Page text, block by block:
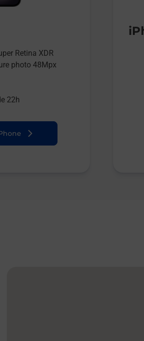
Retina XDR
photo 48Mpx
22h